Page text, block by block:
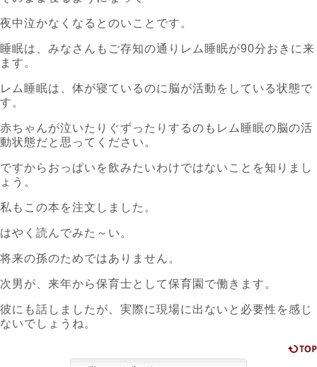
夜中泣かなくなるとのいことです。
睡眠は、みなさんもご存知の通りレム睡眠が90分おきに来
ます。
レム睡眠は、体が寝ているのに脳が活動をしている状態で
す。
赤ちゃんが泣いたりぐずったりするのもレム睡眠の脳の活
動状態だと思ってください。
ですからおっぱいを飲みたいわけではないことを知りまし
ょう。
私もこの本を注文しました。
はやく読んでみた～い。
将来の孫のためではありません。
次男が、来年から保育士として保育園で働きます。
彼にも話しましたが、実際に現場に出ないと必要性を感じ
ないでしょうね。